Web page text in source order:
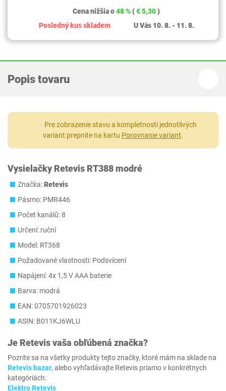
Cena nižšia o48 % (€ 5,30)
Posledný kus skladem
U Vás 10. 8. - 11. 8.
Popis tovaru
Pre zobrazenie stavu a kompletnosti jednotlivých
variant prepnite na kartu Porovnanie variant.
Vysielačky Retevis RT388 modré
Značka:Retevis
Pásmo: PMR446
Počet kanálů: 8
Určení: ruční
Model: RT368
Požadované vlastnosti: Podsvícení
Napájení: 4x 1,5 V AAA baterie
Barva: modrá
EAN: 0705701926023
ASIN: B011KJ6WLU
Je Retevisvaša obľúbená značka?
Pozrite sa na všetky produkty tejto značky, ktoré mám na sklade na
Retevis bazar, alebo vyhľadávajte Retevis priamo v konkrétnych
kategóriách:
Elektro Retevis